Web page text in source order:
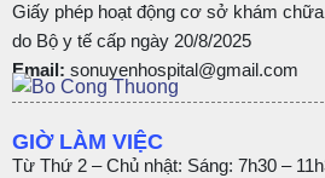
Giấy phép hoạt động cơ sở khám
do Bộ y tế cấp ngày 20/8/2025
Email: sonuyenhospital@gmail.com
GIỜ LÀM VIỆC
Từ Thứ 2 – Chủ nhật: Sáng: 7h30 –